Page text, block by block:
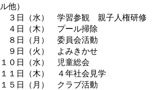
ル他）
３日（水） 学習参観 親子人権研修
４日（木） プール掃除
８日（月） 委員会活動
９日（火） よみきかせ
１０日（水） 児童総会
１１日（木） ４年社会見学
１５日（月） クラブ活動